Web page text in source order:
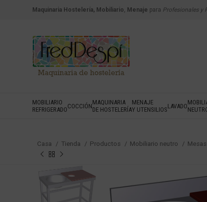
Maquinaria Hostelería, Mobiliario, Menaje para Profesionales y
MOBILIARIO
REFRIGERADOCOCCIÓNMAQUINARIA
DE HOSTELERÍA
MENAJE
Y UTENSILIOSLAVADO
Casa Tienda Productos Mobiliario neutro Mesas